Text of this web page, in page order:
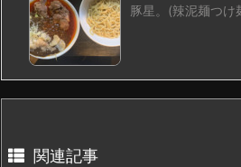
豚星。(辣泥麺つけ
関連記事